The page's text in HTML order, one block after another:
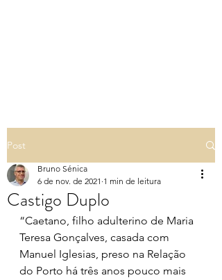
Post
Castigo Duplo
Bruno Sénica
6 de nov. de 2021 1 min de leitura
“Caetano, filho adulterino de Maria
Teresa Gonçalves, casada com
Manuel Iglesias, preso na Relação
do Porto há três anos pouco mais